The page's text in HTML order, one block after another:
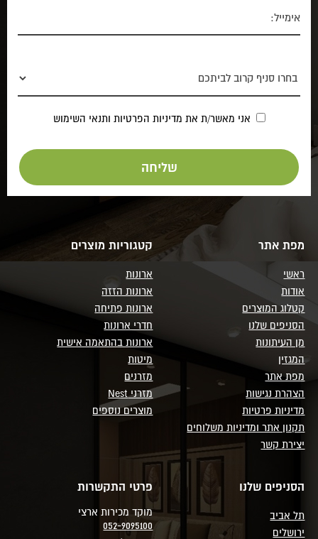
אני מאשר/ת את מדיניות הפרטיות ותנאי השימוש
מפת אתר
ראשי
אודות
קטלוג המוצרים
הסניפים שלנו
מן העיתונות
המגזין
מפת אתר
הצהרת נגישות
מדיניות פרטיות
תקנון אתר ומדיניות משלוחים
יצירת קשר
קטגוריות מוצרים
ארונות
ארונות הזזה
ארונות פתיחה
חדרי ארונות
ארונות בהתאמה אישית
מיטות
מזרנים
מזרני Nest
מוצרים נוספים
הסניפים שלנו
תל אביב
ירושלים
פרטי התקשרות
מוקד מכירות ארצי
052-9095100